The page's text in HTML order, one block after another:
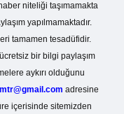
niteliği taşımamakta
yapılmamaktadır.
tamamen tesadüfidir.
bir bilgi paylaşım
aykırı olduğunu
adresine
içerisinde sitemizden